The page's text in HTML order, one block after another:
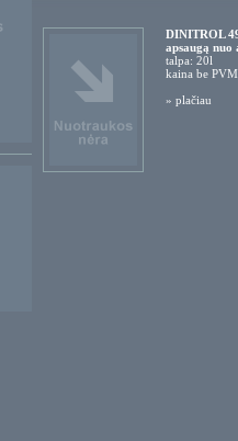
DINITROL
apsaugą nuo
talpa: 20l
kaina be
» plačiau